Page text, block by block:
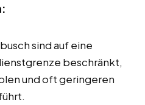
sind auf eine
beschränkt,
und oft geringeren